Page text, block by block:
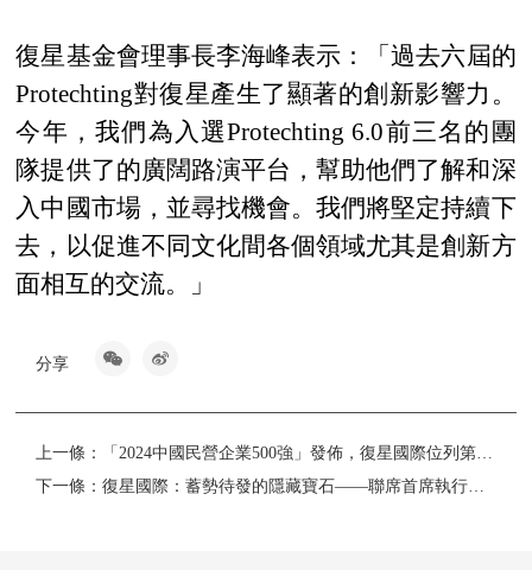
復星基金會理事長李海峰表示： 「過去六屆的
Protechting對復星產生了顯著的創新影響力。
今年，我們為入選Protechting 6.0前三名的團
隊提供了的廣闊路演平台，幫助他們了解和深
入中國市場，並尋找機會。我們將堅定持續下
去，以促進不同文化間各個領域尤其是創新方
面相互的交流。
」
分享
上一條：
「2024中國民營企業500強」發佈，復星國際位列第33位
下一條：復星國際：蓄勢待發的隱藏寶石——聯席首席執行官陳啟宇向投資者分享真正的價值